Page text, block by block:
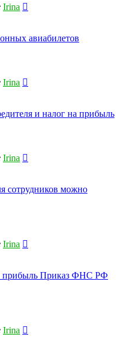
Irina
авиабилетов
Irina
и налог на прибыль
Irina
сотрудников можно
Irina
прибыль Приказ ФНС РФ
Irina